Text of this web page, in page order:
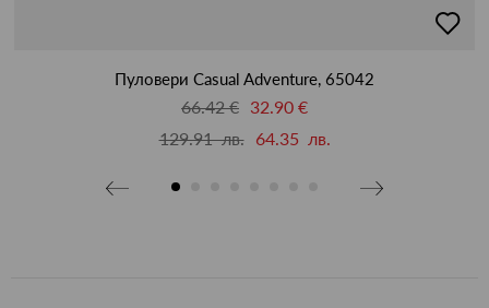
в
Пуловери Casual Adventure, 65042
66.42 € 32.90 €
129.91 лв.
64.35 лв.